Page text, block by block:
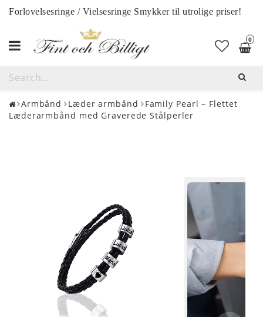
Forlovelsesringe / Vielsesringe Smykker til utrolige priser!
0
Toggle
navigation
Armbånd Læder armbånd
Family Pearl – Flettet
Læderarmbånd med Graverede Stålperler